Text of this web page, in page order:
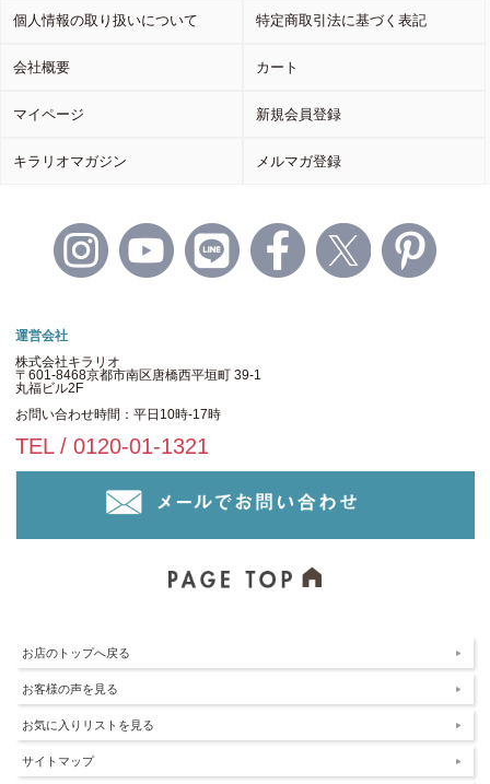
個人情報の取り扱いについて 特定商取引法に基づく表記
会社概要 カート
マイページ 新規会員登録
キラリオマガジン メルマガ登録
運営会社
株式会社キラリオ
〒601-8468京都市南区唐橋西平垣町 39-1
丸福ビル2F
お問い合わせ時間：平日10時-17時
TEL / 0120-01-1321
お店のトップへ戻る
お客様の声を見る
お気に入りリストを見る
サイトマップ